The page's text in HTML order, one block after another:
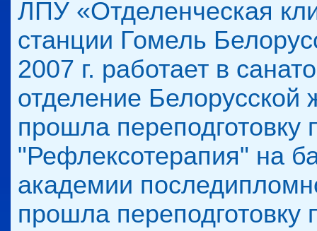
ЛПУ «Отделенческая
станции Гомель
2007 г. работает в
отделение Белорусской
прошла переподготовку
"Рефлексотерапия" на
академии
прошла переподготовку